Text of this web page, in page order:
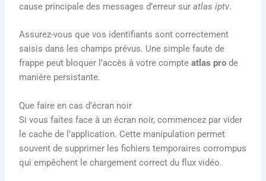
cause principale des messages d’erreur suratlas iptv.
Assurez-vous que vos identifiants sont correctement
saisis dans les champs prévus. Une simple faute de
frappe peut bloquer l’accès à votre compteatlas pro de
manière persistante.
Que faire en cas d’écran noir
Si vous faites face à un écran noir, commencez par vider
le cache de l’application. Cette manipulation permet
souvent de supprimer les fichiers temporaires corrompus
qui empêchent le chargement correct du flux vidéo.